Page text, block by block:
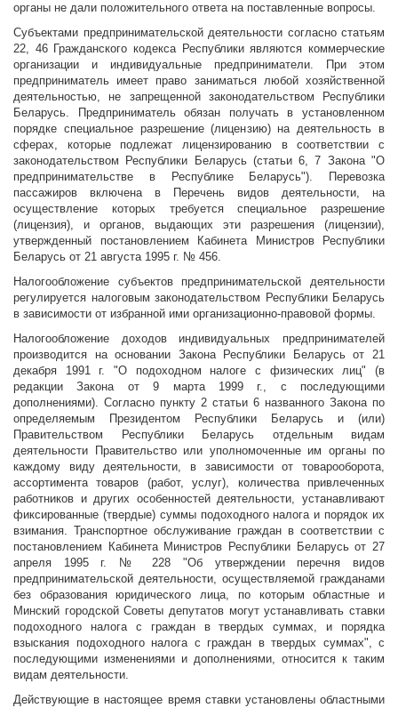
органы не дали положительного ответа на поставленные вопросы.
Субъектами предпринимательской деятельности согласно статьям
22, 46 Гражданского кодекса Республики являются коммерческие
организации и индивидуальные предприниматели. При этом
предприниматель имеет право заниматься любой хозяйственной
деятельностью, не запрещенной законодательством Республики
Беларусь. Предприниматель обязан получать в установленном
порядке специальное разрешение (лицензию) на деятельность в
сферах, которые подлежат лицензированию в соответствии с
законодательством Республики Беларусь (статьи 6, 7 Закона "О
предпринимательстве в Республике Беларусь"). Перевозка
пассажиров включена в Перечень видов деятельности, на
осуществление которых требуется специальное разрешение
(лицензия), и органов, выдающих эти разрешения (лицензии),
утвержденный постановлением Кабинета Министров Республики
Беларусь от 21 августа 1995 г. № 456.
Налогообложение субъектов предпринимательской деятельности
регулируется налоговым законодательством Республики Беларусь
в зависимости от избранной ими организационно-правовой формы.
Налогообложение доходов индивидуальных предпринимателей
производится на основании Закона Республики Беларусь от 21
декабря 1991 г. "О подоходном налоге с физических лиц" (в
редакции Закона от 9 марта 1999 г., с последующими
дополнениями). Согласно пункту 2 статьи 6 названного Закона по
определяемым Президентом Республики Беларусь и (или)
Правительством Республики Беларусь отдельным видам
деятельности Правительство или уполномоченные им органы по
каждому виду деятельности, в зависимости от товарооборота,
ассортимента товаров (работ, услуг), количества привлеченных
работников и других особенностей деятельности, устанавливают
фиксированные (твердые) суммы подоходного налога и порядок их
взимания. Транспортное обслуживание граждан в соответствии с
постановлением Кабинета Министров Республики Беларусь от 27
апреля 1995 г. № 228 "Об утверждении перечня видов
предпринимательской деятельности, осуществляемой гражданами
без образования юридического лица, по которым областные и
Минский городской Советы депутатов могут устанавливать ставки
подоходного налога с граждан в твердых суммах, и порядка
взыскания подоходного налога с граждан в твердых суммах", с
последующими изменениями и дополнениями, относится к таким
видам деятельности.
Действующие в настоящее время ставки установлены областными